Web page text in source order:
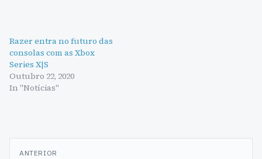
Razer entra no futuro das
consolas com as Xbox
Series X|S
Outubro 22, 2020
In "Notícias"
Navegação
ANTERIOR